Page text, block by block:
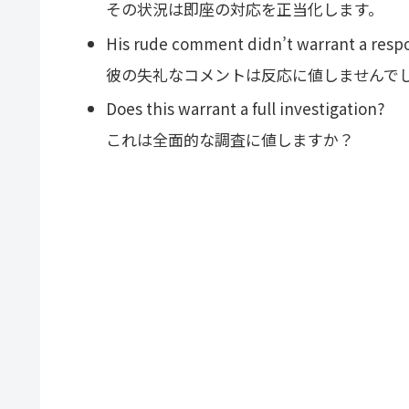
その状況は即座の対応を正当化します。
His rude comment didn’t warrant a
彼の失礼なコメントは反応に値しませんで
Does this warrant a full investigation?
これは全面的な調査に値しますか？